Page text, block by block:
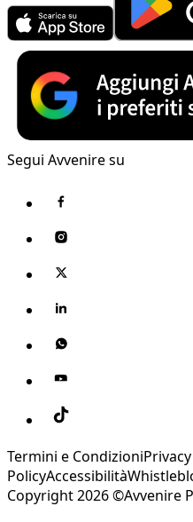
Segui Avvenire su
Termini e Condizioni
PolicyAccessibilità
Copyright 2026 ©Avvenire